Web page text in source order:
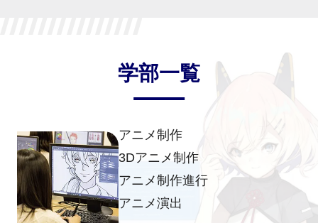
学部一覧
アニメ制作
3Dアニメ制作
アニメ制作進行
アニメ演出